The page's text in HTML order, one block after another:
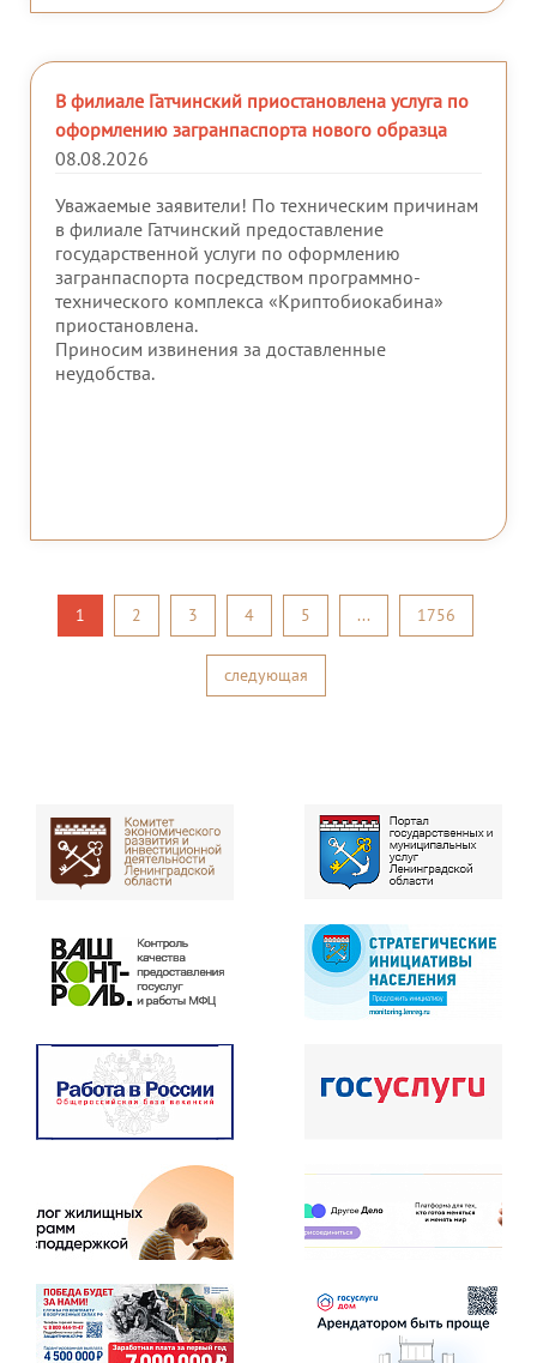
В филиале Гатчинский приостановлена услуга по
оформлению загранпаспорта нового образца
08.08.2026
Уважаемые заявители! По техническим причинам
в филиале Гатчинский предоставление
государственной услуги по оформлению
загранпаспорта посредством программно-
технического комплекса «Криптобиокабина»
приостановлена.
Приносим извинения за доставленные
неудобства.
1 2 3 4 5 ... 1756
следующая